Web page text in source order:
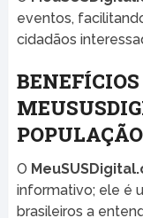
eventos,
cidadãos
BENEFÍCIOS
POPULAÇÃO
O
informativo; ele é
brasileiros a